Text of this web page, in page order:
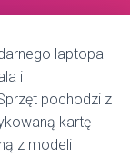
laptopa
i
pochodzi z
kartę
z modeli